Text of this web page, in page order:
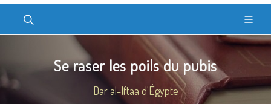
Se raser les poils du pubis
Dar al-Iftaa d'Égypte